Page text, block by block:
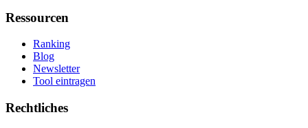
Ressourcen
Ranking
Blog
Newsletter
Tool eintragen
Rechtliches